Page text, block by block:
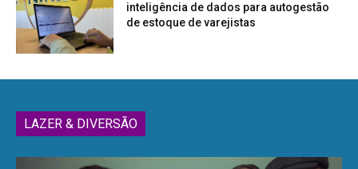
inteligência de dados para autogestão
de estoque de varejistas
LAZER & DIVERSÃO